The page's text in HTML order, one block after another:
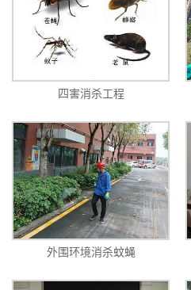
四害消杀工程
外围环境消杀蚊蝇